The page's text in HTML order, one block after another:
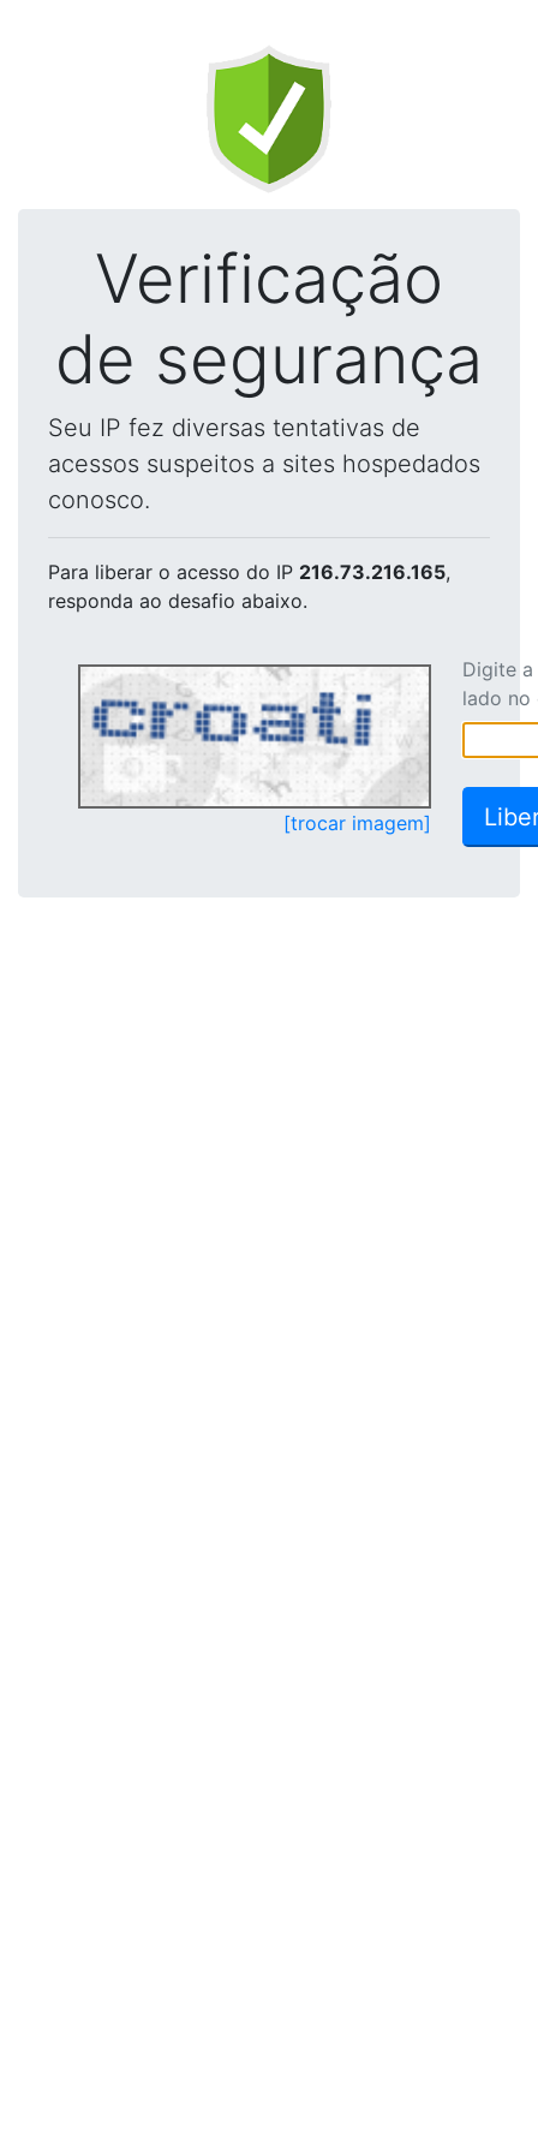
Verificação
de segurança
Seu IP fez diversas tentativas de
acessos suspeitos a sites hospedados
conosco.
Para liberar o acesso do IP 216.73.216.165,
responda ao desafio abaixo.
[trocar imagem]
Digite
lado no